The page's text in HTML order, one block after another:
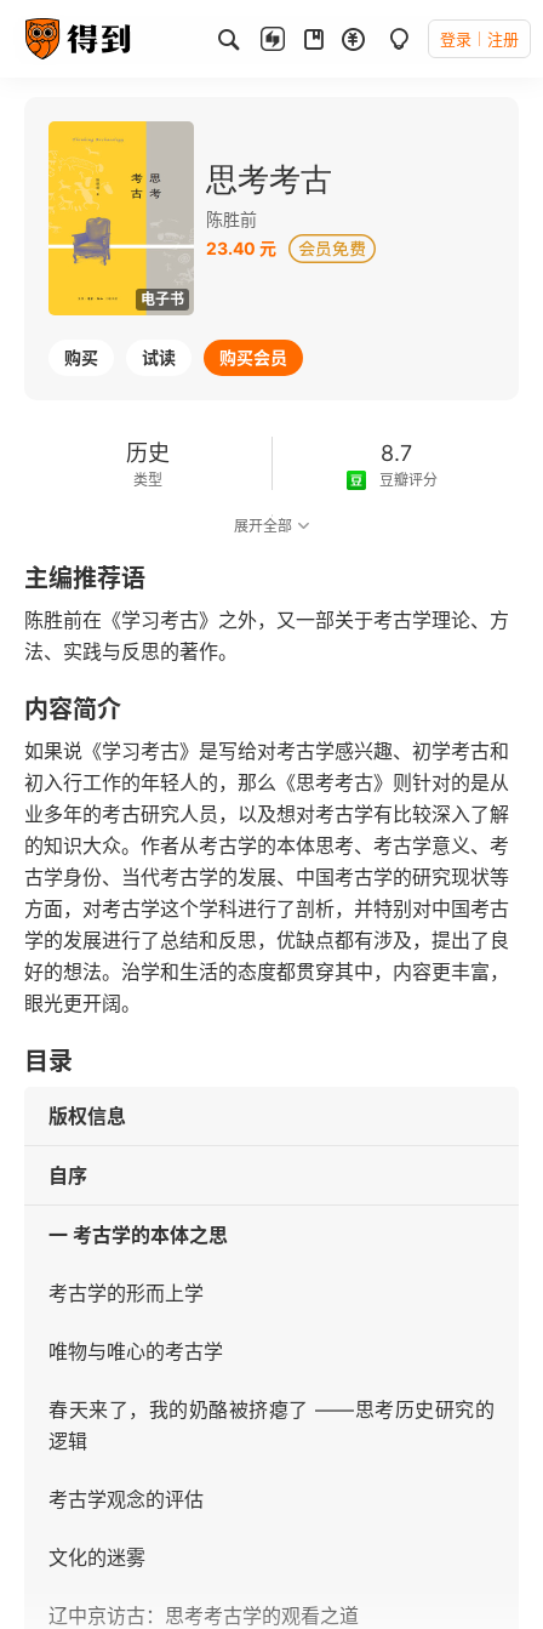
登录 注册
电子书
思考考古
陈胜前
23.40 元
购买 试读 购买会员
历史
类型
8.7
豆瓣评分
2018-02-01
发行日期
展开全部
主编推荐语
陈胜前在《学习考古》之外，又一部关于考古学理论、方
法、实践与反思的著作。
内容简介
如果说《学习考古》是写给对考古学感兴趣、初学考古和
初入行工作的年轻人的，那么《思考考古》则针对的是从
业多年的考古研究人员，以及想对考古学有比较深入了解
的知识大众。作者从考古学的本体思考、考古学意义、考
古学身份、当代考古学的发展、中国考古学的研究现状等
方面，对考古学这个学科进行了剖析，并特别对中国考古
学的发展进行了总结和反思，优缺点都有涉及，提出了良
好的想法。治学和生活的态度都贯穿其中，内容更丰富，
眼光更开阔。
目录
版权信息
自序
一 考古学的本体之思
考古学的形而上学
唯物与唯心的考古学
春天来了，我的奶酪被挤瘪了 ——思考历史研究的
逻辑
考古学观念的评估
文化的迷雾
辽中京访古：思考考古学的观看之道